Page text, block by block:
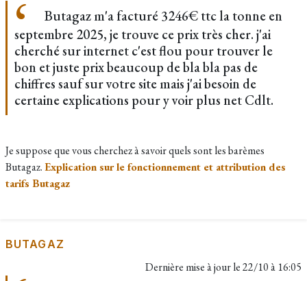
Butagaz m'a facturé 3246€ ttc la tonne en
septembre 2025, je trouve ce prix très cher. j'ai
cherché sur internet c'est flou pour trouver le
bon et juste prix beaucoup de bla bla pas de
chiffres sauf sur votre site mais j'ai besoin de
certaine explications pour y voir plus net Cdlt.
Je suppose que vous cherchez à savoir quels sont les barèmes
Butagaz.Explication sur le fonctionnement et attribution des
tarifs Butagaz
BUTAGAZ
Dernière mise à jour le22/10 à 16:05